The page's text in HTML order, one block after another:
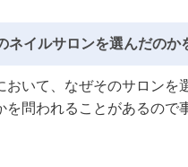
ネイルサロンを選んだのか
おいて、なぜそのサロンを
を問われることがあるので